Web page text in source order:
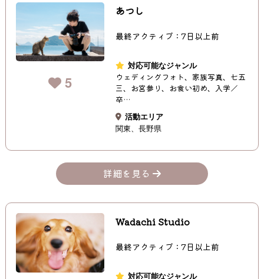
5
あつし
最終アクティブ：7日以上前
対応可能なジャンル
ウェディングフォト、家族写真、七五
三、お宮参り、お食い初め、入学／
卒…
活動エリア
関東
長野県
詳細を見る
Wadachi Studio
最終アクティブ：7日以上前
対応可能なジャンル